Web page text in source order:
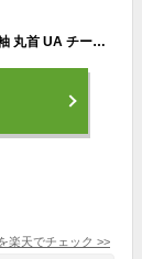
☆ネコポス アンダーアーマー レディース Tシャツ 長袖 丸首 UA チーム ロングスリーブ シャツ TEAM LONG SLEEVE SHIRT ルーズ ワンポイントロゴ 軽量 吸汗速乾 トレーニング ランニング ジム フィットネス 部活 UNDER ARMOUR 6003666
楽天でチェック >>